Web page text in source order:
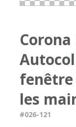
Corona
fenêtre
les
#026-121